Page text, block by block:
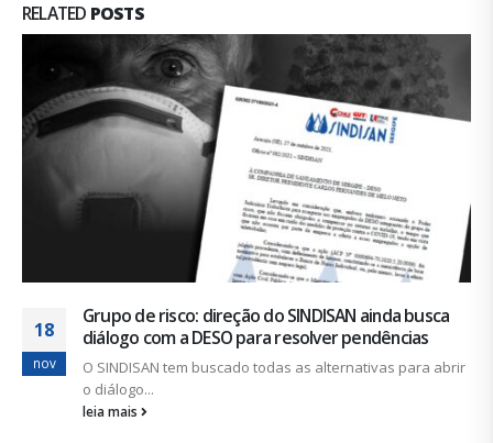
RELATED POSTS
18
nov
Grupo de risco: direção do SINDISAN ainda busca
diálogo com a DESO para resolver pendências
O SINDISAN tem buscado todas as alternativas para abrir
o diálogo...
leia mais